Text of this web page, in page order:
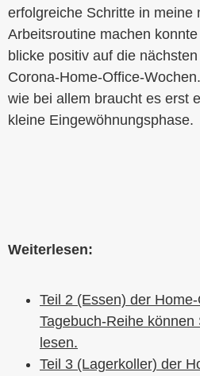
erfolgreiche Schritte in meine
Arbeitsroutine machen konnte
blicke positiv auf die
Corona-Home-Office-
wie bei allem braucht es erst
kleine Eingewöhnungsphase.
Weiterlesen:
Teil 2 (Essen) der
Tagebuch-Reihe können
lesen.
Teil 3 (Lagerkoller) der